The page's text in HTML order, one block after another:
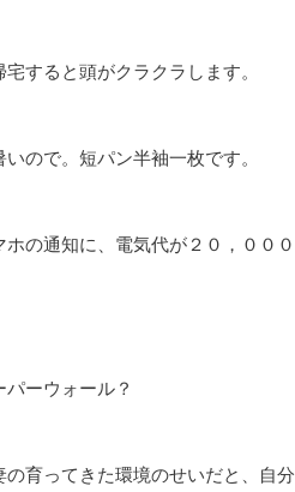
すると頭がクラクラします。
ので。短パン半袖一枚です。
ホの通知に、電気代が２０，００
パーウォール？
の育ってきた環境のせいだと、自分